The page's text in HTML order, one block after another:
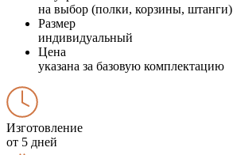
на выбор (полки, корзины, штанги)
Размер
индивидуальный
Цена
указана за базовую комплектацию
Изготовление
от 5 дней